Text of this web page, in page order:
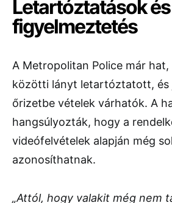
Letartóztatások és
figyelmeztetés
A Metropolitan Police már hat,
közötti lányt letartóztatott, és
őrizetbe vételek várhatók. A
hangsúlyozták, hogy a
videófelvételek alapján még
azonosíthatnak.
„Attól, hogy valakit még nem